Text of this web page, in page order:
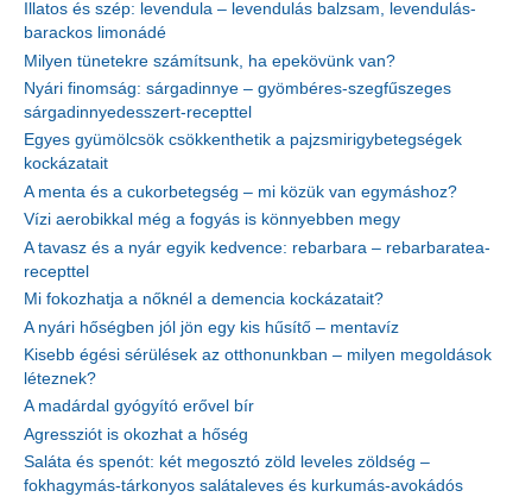
Illatos és szép: levendula – levendulás balzsam, levendulás-
barackos limonádé
Milyen tünetekre számítsunk, ha epekövünk van?
Nyári finomság: sárgadinnye – gyömbéres-szegfűszeges
sárgadinnyedesszert-recepttel
Egyes gyümölcsök csökkenthetik a pajzsmirigybetegségek
kockázatait
A menta és a cukorbetegség – mi közük van egymáshoz?
Vízi aerobikkal még a fogyás is könnyebben megy
A tavasz és a nyár egyik kedvence: rebarbara – rebarbaratea-
recepttel
Mi fokozhatja a nőknél a demencia kockázatait?
A nyári hőségben jól jön egy kis hűsítő – mentavíz
Kisebb égési sérülések az otthonunkban – milyen megoldások
léteznek?
A madárdal gyógyító erővel bír
Agressziót is okozhat a hőség
Saláta és spenót: két megosztó zöld leveles zöldség –
fokhagymás-tárkonyos salátaleves és kurkumás-avokádós